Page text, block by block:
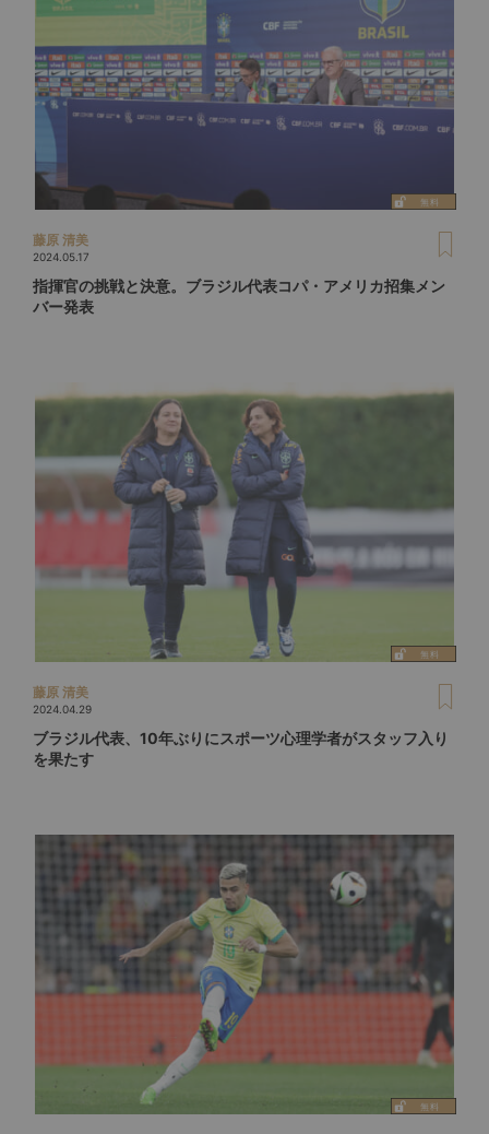
藤原 清美
2024.05.17
指揮官の挑戦と決意。ブラジル代表コパ・アメリカ招集メン
バー発表
藤原 清美
2024.04.29
ブラジル代表、10年ぶりにスポーツ心理学者がスタッフ入り
を果たす